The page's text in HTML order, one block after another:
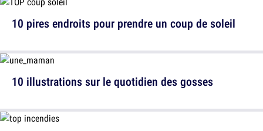
10 pires endroits pour prendre un coup de soleil
10 illustrations sur le quotidien des gosses